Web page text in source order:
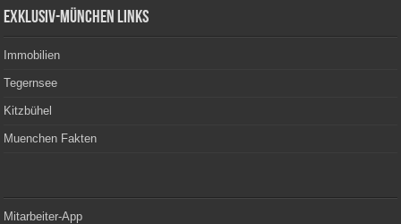
Exklusiv-München Links
Immobilien
Tegernsee
Kitzbühel
Muenchen Fakten
Mitarbeiter-App